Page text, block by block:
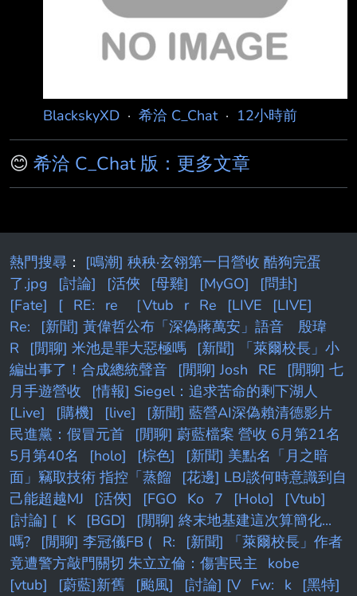
BlackskyXD · 希洽 C_Chat· 12小時前
😊 希洽 C_Chat 版：更多文章
熱門搜尋 ： [鳴潮] 秧秧·玄翎第一日營收 酷狗完蛋
了.jpg
[討論] [活俠 [母雞] [MyGO]
[問卦]
[Fate]
[ RE: re ［Vtub r Re [LIVE
[LIVE]
Re:
[新聞] 黃偉哲公布「深偽蔣萬安」語音 殷瑋
R
[閒聊] 米池是罪大惡極嗎
[新聞] 「萊爾校長」小
編出事了！合成總統聲音
[閒聊] Josh RE
[閒聊] 七
月手遊營收
[情報] Siegel：追求苦命的剩下湖人
[Live]
[購機] [live]
[新聞] 藍營AI深偽賴清德影片
民進黨：假冒元首
[閒聊] 蔚藍檔案 營收 6月第21名
5月第40名
[holo] [棕色]
[新聞] 美點名「月之暗
面」竊取技術 指控「蒸餾
[花邊] LBJ談何時意識到自
己能超越MJ
[活俠] [FGO Ko 7 [Holo]
[Vtub]
[討論] [ K [BGD]
[閒聊] 終末地基建這次算簡化...
嗎?
[閒聊] 李冠儀FB ( R:
[新聞] 「萊爾校長」作者
竟遭警方敲門關切 朱立立倫：傷害民主 kobe
[vtub]
[蔚藍]新舊 [颱風] [討論] [V Fw: k
[黑特]